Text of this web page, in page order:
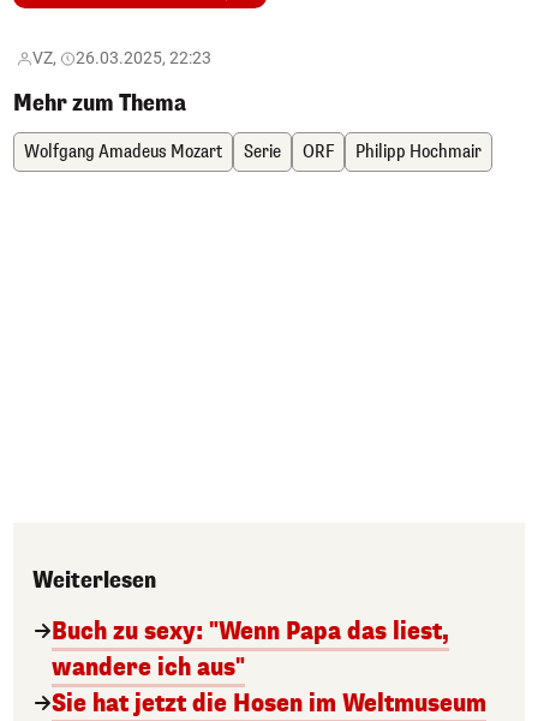
VZ, 26.03.2025, 22:23
Mehr zum Thema
Wolfgang Amadeus Mozart Serie ORF Philipp Hochmair
Weiterlesen
Buch zu sexy: "Wenn Papa das liest,
wandere ich aus"
Sie hat jetzt die Hosen im Weltmuseum